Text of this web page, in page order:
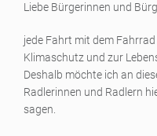
Liebe Bürgerinnen und
jede Fahrt mit dem
Klimaschutz und zur
Deshalb möchte ich an
Radlerinnen und Radlern
sagen.